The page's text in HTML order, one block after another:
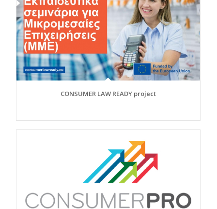
CONSUMER LAW READY project